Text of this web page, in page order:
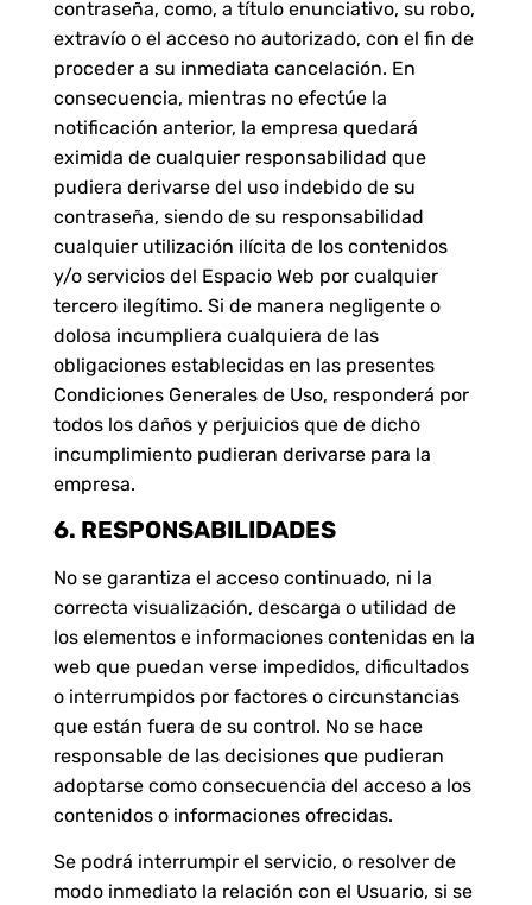
contraseña, como, a título enunciativo, su robo,
extravío o el acceso no autorizado, con el fin de
proceder a su inmediata cancelación. En
consecuencia, mientras no efectúe la
notificación anterior, la empresa quedará
eximida de cualquier responsabilidad que
pudiera derivarse del uso indebido de su
contraseña, siendo de su responsabilidad
cualquier utilización ilícita de los contenidos
y/o servicios del Espacio Web por cualquier
tercero ilegítimo. Si de manera negligente o
dolosa incumpliera cualquiera de las
obligaciones establecidas en las presentes
Condiciones Generales de Uso, responderá por
todos los daños y perjuicios que de dicho
incumplimiento pudieran derivarse para la
empresa.
6. RESPONSABILIDADES
No se garantiza el acceso continuado, ni la
correcta visualización, descarga o utilidad de
los elementos e informaciones contenidas en la
web que puedan verse impedidos, dificultados
o interrumpidos por factores o circunstancias
que están fuera de su control. No se hace
responsable de las decisiones que pudieran
adoptarse como consecuencia del acceso a los
contenidos o informaciones ofrecidas.
Se podrá interrumpir el servicio, o resolver de
modo inmediato la relación con el Usuario, si se